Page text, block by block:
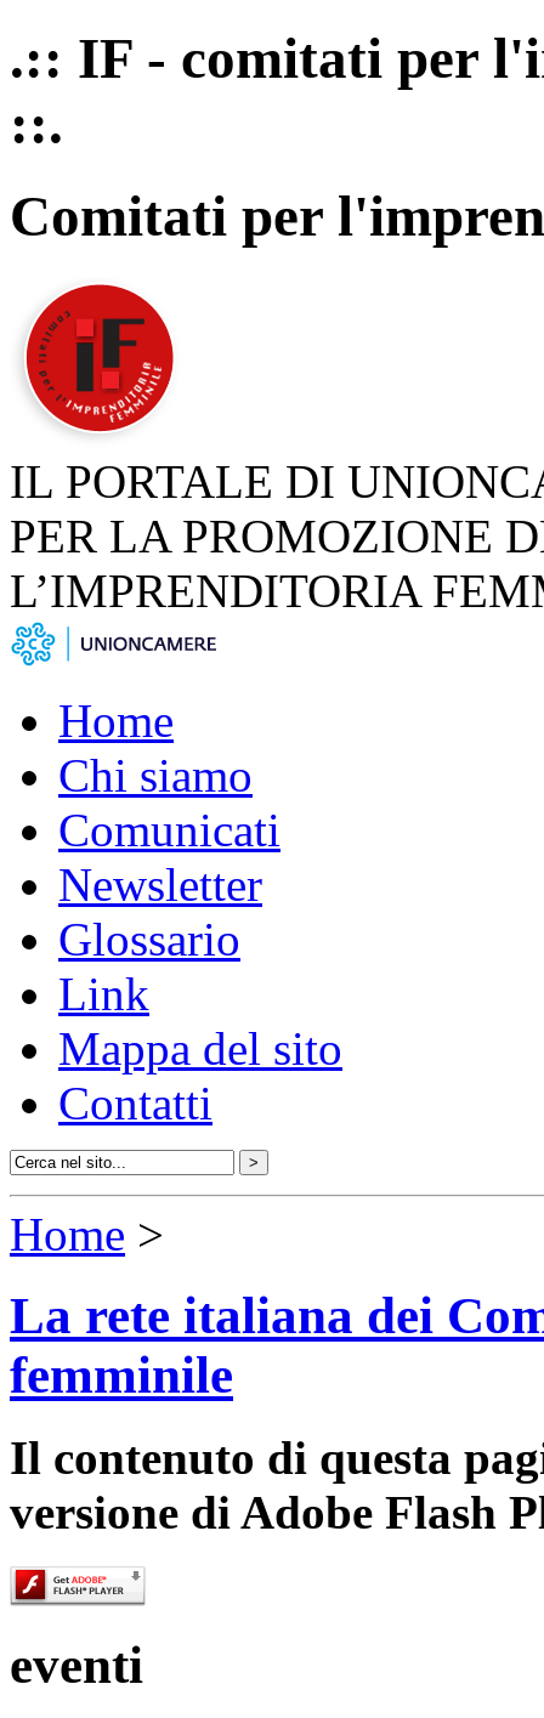
.:: IF - comitati per
::.
Comitati per
IL PORTALE DI
PER LA PROMOZIONE
L’IMPRENDITORIA
Home
Chi siamo
Comunicati
Newsletter
Glossario
Link
Mappa del sito
Contatti
Home >
La rete italiana dei
femminile
Il contenuto di questa
versione di Adobe Flash
eventi